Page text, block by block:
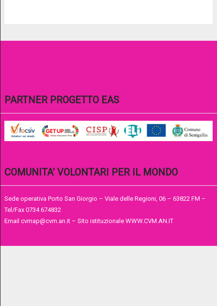
PARTNER PROGETTO EAS
COMUNITA’ VOLONTARI PER IL MONDO
Sede operativa Porto San Giorgio – Viale delle Regioni, 06 – 63822 FM –
Tel/Fax 0734 674832
Email cvmap@cvm.an.it – Sito istituzionale WWW.CVM.AN.IT